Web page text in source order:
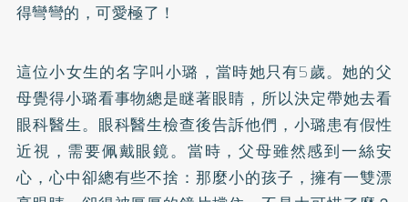
得彎彎的，可愛極了！
這位小女生的名字叫小璐，當時她只有5歲。她的父
母覺得小璐看事物總是瞇著眼睛，所以決定帶她去看
眼科醫生。眼科醫生檢查後告訴他們，小璐患有假性
近視，需要佩戴眼鏡。當時，父母雖然感到一絲安
心，心中卻總有些不捨：那麼小的孩子，擁有一雙漂